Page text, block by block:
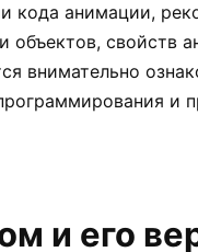
кода анимации,
объектов, свойств
внимательно
и
и его